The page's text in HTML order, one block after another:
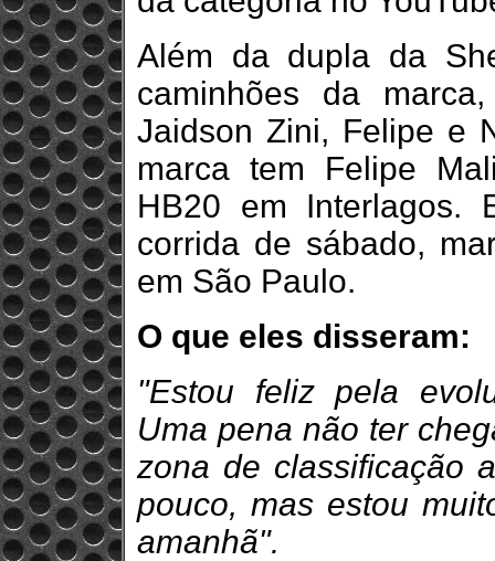
Além da dupla da
caminhões da
Jaidson Zini, Felipe e
marca tem Felipe
HB20 em Interlagos.
corrida de sábado,
em São Paulo.
O que eles disseram:
"Estou feliz pela
Uma pena não ter
zona de classificação
pouco, mas estou
amanhã".